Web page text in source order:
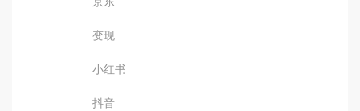
变现
小红书
抖音